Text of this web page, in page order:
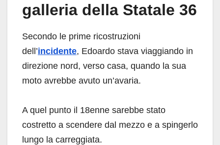
galleria della Statale 36
Secondo le prime ricostruzioni
dell’incidente, Edoardo stava viaggiando in
direzione nord, verso casa, quando la sua
moto avrebbe avuto un’avaria.
A quel punto il 18enne sarebbe stato
costretto a scendere dal mezzo e a spingerlo
lungo la carreggiata.